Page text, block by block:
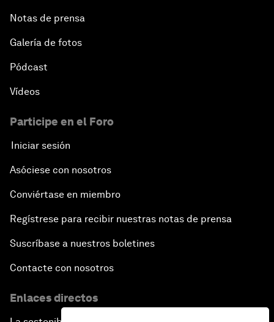
Notas de prensa
Galería de fotos
Pódcast
Vídeos
Participe en el Foro
Iniciar sesión
Asóciese con nosotros
Conviértase en miembro
Regístrese para recibir nuestras notas de prensa
Suscríbase a nuestros boletines
Contacte con nosotros
Enlaces directos